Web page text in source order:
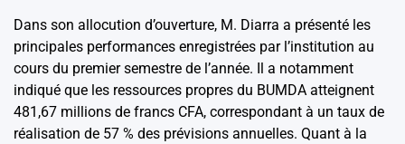
Dans son allocution d’ouverture, M. Diarra a présenté les
principales performances enregistrées par l’institution au
cours du premier semestre de l’année. Il a notamment
indiqué que les ressources propres du BUMDA atteignent
481,67 millions de francs CFA, correspondant à un taux de
réalisation de 57 % des prévisions annuelles. Quant à la